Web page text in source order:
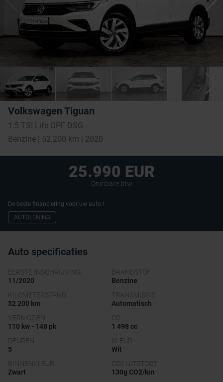
Volkswagen Tiguan
1.5 TSI Life OPF DSG
Benzine | 52.200 km | 2020
25.990 EUR
Oninbare btw
De beste financiering voor uw auto !
AUTOLENING
Auto specificaties
EERSTE INSCHRIJVING
11/2020
BRANDSTOF
Benzine
KILOMETERSTAND
52 200 km
TRANSMISSIE
Automatisch
VERMOGEN
110 kw - 148 pk
CC
1 498 cc
DEUREN
5
KLEUR
Wit
BINNENKLEUR
Zwart
CO2 UITSTOOT
130g CO2/km